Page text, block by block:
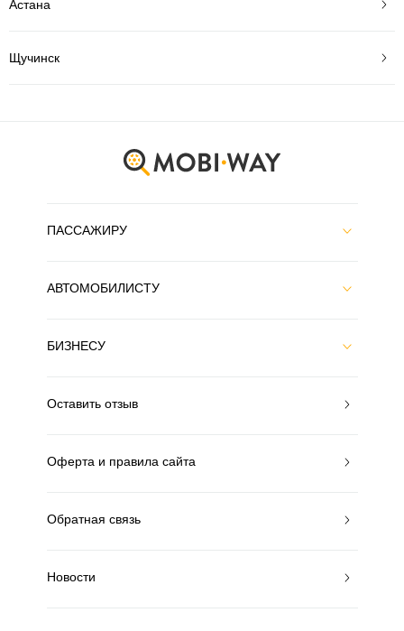
Астана
Щучинск
ПАССАЖИРУ
АВТОМОБИЛИСТУ
БИЗНЕСУ
Оставить отзыв
Оферта и правила сайта
Обратная связь
Новости